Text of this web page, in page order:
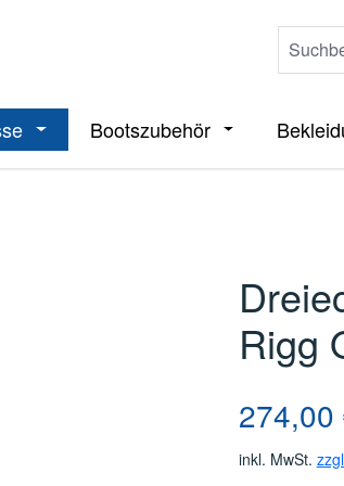
der Kategorie Boote
Öffne oder Schließe das Dropdown
Bootszubehör Öffne oder
Rigg
Regulärer
274,00
inkl. MwSt.